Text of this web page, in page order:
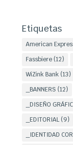
Etiquetas
American
Fassbiere(12)
WiZink Bank(13)
_BANNERS (12)
_DISEÑO
_EDITORIAL(9)
_IDENTIDAD